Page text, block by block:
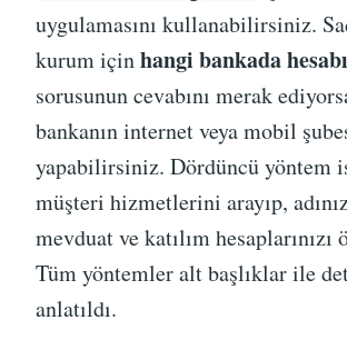
uygulamasını kullanabilirsiniz.
kurum içinhangi bankada
sorusunun cevabını merak
bankanın internet veya mobil
yapabilirsiniz. Dördüncü yöntem
müşteri hizmetlerini arayıp,
mevduat ve katılım
Tüm yöntemler alt başlıklar ile
anlatıldı.